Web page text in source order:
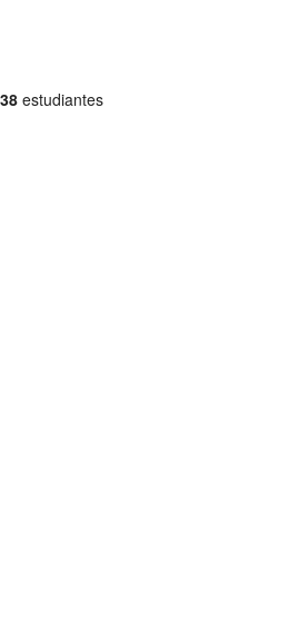
38 estudiantes